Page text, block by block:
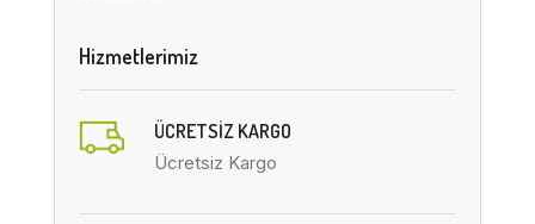
Hizmetlerimiz
ÜCRETSIZ KARGO
Ücretsiz Kargo